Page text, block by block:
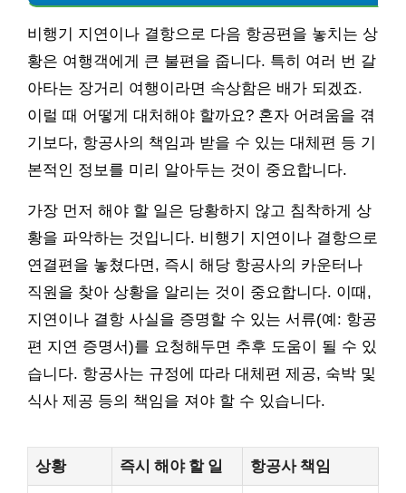
비행기 지연이나 결항으로 다음 항공편을 놓치는 상
황은 여행객에게 큰 불편을 줍니다. 특히 여러 번 갈
아타는 장거리 여행이라면 속상함은 배가 되겠죠.
이럴 때 어떻게 대처해야 할까요? 혼자 어려움을 겪
기보다, 항공사의 책임과 받을 수 있는 대체편 등 기
본적인 정보를 미리 알아두는 것이 중요합니다.
가장 먼저 해야 할 일은 당황하지 않고 침착하게 상
황을 파악하는 것입니다. 비행기 지연이나 결항으로
연결편을 놓쳤다면, 즉시 해당 항공사의 카운터나
직원을 찾아 상황을 알리는 것이 중요합니다. 이때,
지연이나 결항 사실을 증명할 수 있는 서류(예: 항공
편 지연 증명서)를 요청해두면 추후 도움이 될 수 있
습니다. 항공사는 규정에 따라 대체편 제공, 숙박 및
식사 제공 등의 책임을 져야 할 수 있습니다.
상황 즉시 해야 할 일 항공사 책임